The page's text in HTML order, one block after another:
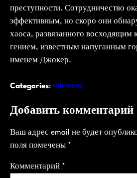
преступности. Сотрудничество
эффективным, но скоро они
хаоса, развязанного восходящим
гением, известным напуганным
именем Джокер.
Categories: Фильмы
Добавить комментарий
Ваш адрес email не будет
поля помечены *
Комментарий *